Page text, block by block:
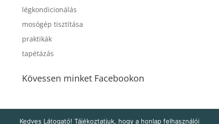
légkondicionálás
mosógép tisztítása
praktikák
tapétázás
Kövessen minket Facebookon
Kedves Látogató! Tájékoztatjuk, hogy a honlap felhasználói